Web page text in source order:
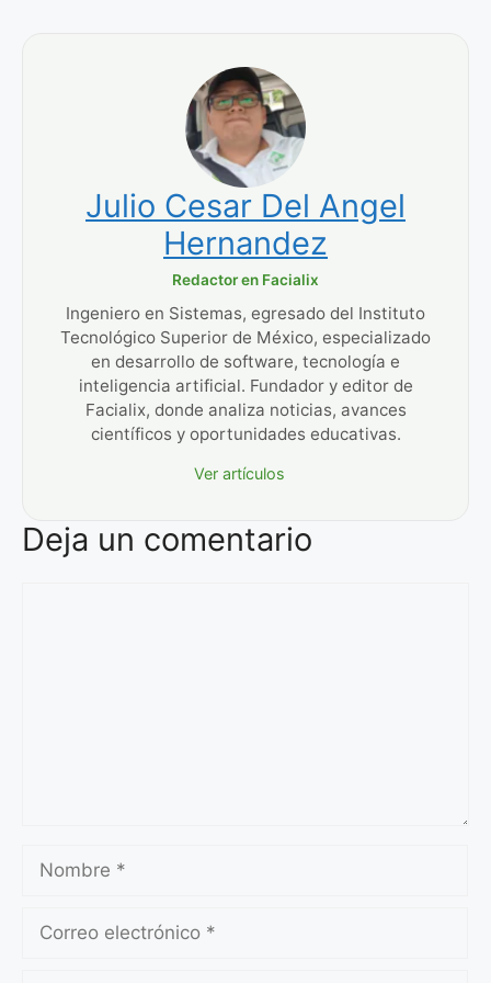
Julio Cesar Del Angel
Hernandez
Redactor en Facialix
Ingeniero en Sistemas, egresado del Instituto
Tecnológico Superior de México, especializado
en desarrollo de software, tecnología e
inteligencia artificial. Fundador y editor de
Facialix, donde analiza noticias, avances
científicos y oportunidades educativas.
Ver artículos
Deja un comentario
Nombre
Correo